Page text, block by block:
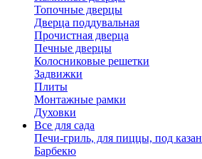
Топочные дверцы
Дверца поддувальная
Прочистная дверца
Печные дверцы
Колосниковые решетки
Задвижки
Плиты
Монтажные рамки
Духовки
Все для сада
Печи-гриль, для пиццы, под казан
Барбекю